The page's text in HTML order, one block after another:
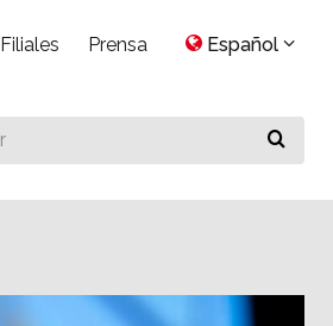
Filiales Prensa Español